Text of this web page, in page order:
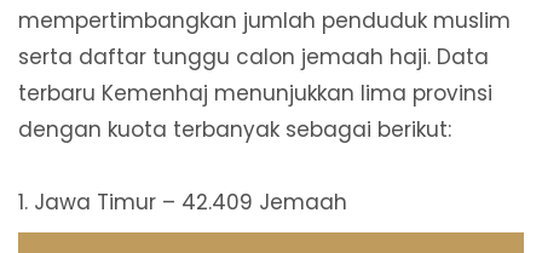
mempertimbangkan jumlah penduduk muslim
serta daftar tunggu calon jemaah haji. Data
terbaru Kemenhaj menunjukkan lima provinsi
dengan kuota terbanyak sebagai berikut:
1. Jawa Timur – 42.409 Jemaah